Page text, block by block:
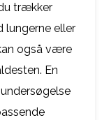
trækker
lungerne eller
også være
En